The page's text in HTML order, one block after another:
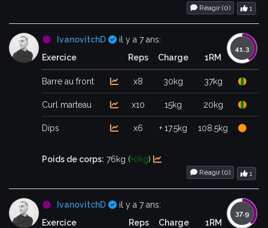
1
Réagir (0)
IvanovitchD Certifié
il y a 7 ans:
Exercice
Reps Charge 1RM
Barre au front x8 30kg 37kg
Curl marteau x10 15kg 20kg
Dips x6 + 17.5kg 108.5kg
Poids de corps: 76kg (+0kg)
1
Réagir (0)
IvanovitchD Certifié
il y a 7 ans:
Exercice
Reps Charge 1RM